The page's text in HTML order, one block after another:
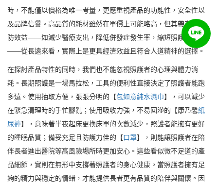
時，不能僅以價格為唯一考量，更應重視產品的功能性，安全性以
及品牌信譽。高品質的耗材雖然在單價上可能略高，但其帶來的預
防效益——如減少醫療支出，降低併發症發生率，縮短照護工時
——從長遠來看，實際上是更具經濟效益且符合人道精神的選擇。
在探討產品特性的同時，我們也不能忽視照護者的心理與體力消
耗。長期照護是一場馬拉松，工具的便利性直接決定了照護者能跑
多遠。使用抽取方便，張張分明的【包如意純水濕巾】，可以減少
在緊急清理時的手忙腳亂；使用吸收力強，不易回滲的【康乃馨紙
尿褲】，意味著半夜起床更換床單的次數減少，照護者能擁有更好
的睡眠品質；備妥充足且防護力佳的【口罩】，則能讓照護者在陪
伴長者進出醫院等高風險場所時更加安心。這些看似微不足道的產
品細節，實則在無形中支撐著照護者的身心健康。當照護者擁有足
夠的精力與穩定的情緒，才能提供長者更有品質的陪伴與關懷。因